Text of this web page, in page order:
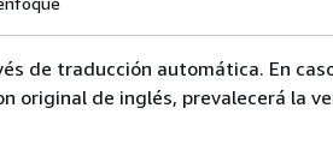
de traducción automática. En
original de inglés, prevalecerá la